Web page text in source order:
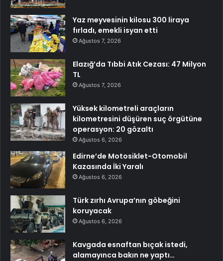
Yaz meyvesinin kilosu 300 liraya
fırladı, emekli isyan etti
Ağustos 7, 2026
Elazığ’da Tıbbi Atık Cezası: 47 Milyon
TL
Ağustos 7, 2026
Yüksek kilometreli araçların
kilometresini düşüren suç örgütüne
operasyon: 20 gözaltı
Ağustos 6, 2026
Edirne’de Motosiklet-Otomobil
Kazasında İki Yaralı
Ağustos 6, 2026
Türk zırhı Avrupa’nın göbeğini
koruyacak
Ağustos 6, 2026
Kavgada esnaftan bıçak istedi,
alamayınca bakın ne yaptı…